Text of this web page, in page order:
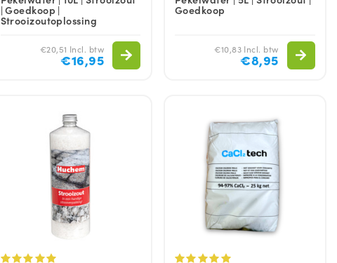
| Goedkoop |
Strooizoutoplossing
€20,51 Incl. btw
€16,95
Goedkoop
€10,83 Incl. btw
€8,95